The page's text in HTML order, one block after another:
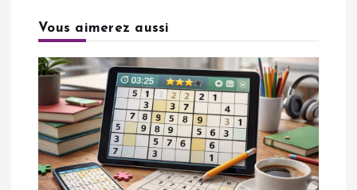
a
t
o
n
Vous aimerez aussi